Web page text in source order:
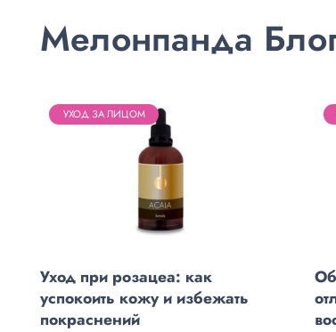
Мелонпанда
УХОД ЗА ЛИЦОМ
Уход при розацеа: как
успокоить кожу и избежать
покраснений